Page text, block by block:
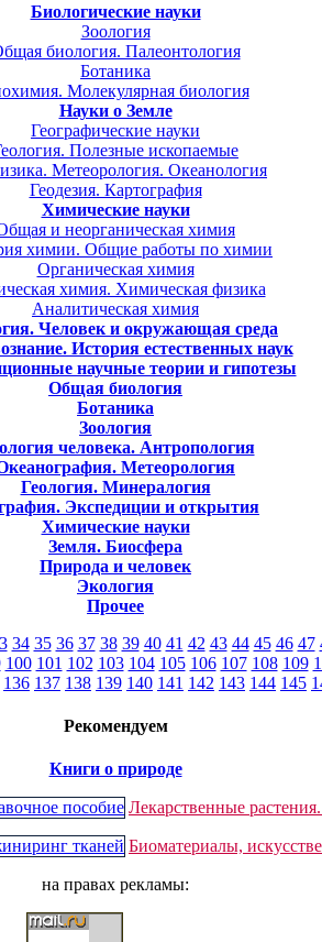
Биологические науки
Зоология
биология. Палеонтология
Ботаника
Молекулярная биология
Науки о Земле
Географические науки
Полезные ископаемые
Метеорология. Океанология
Геодезия. Картография
Химические науки
и неорганическая химия
химии. Общие работы по химии
Органическая химия
химия. Химическая физика
Аналитическая химия
Человек и окружающая среда
История естественных наук
научные теории и гипотезы
Общая биология
Ботаника
Зоология
человека. Антропология
Метеорология
Геология. Минералогия
Экспедиции и открытия
Химические науки
Земля. Биосфера
Природа и человек
Экология
Прочее
34 35 36 37 38 39 40 41 42 43 44 45 46 47
100 101 102 103 104 105 106 107 108 109
136 137 138 139 140 141 142 143 144 145
Рекомендуем
Книги о природе
Лекарственные
Биоматериалы,
на правах рекламы: